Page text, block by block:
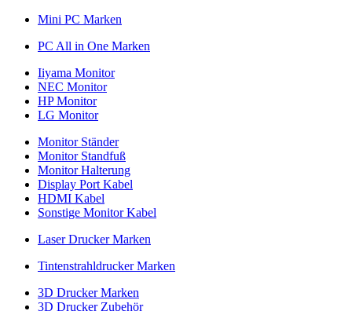
Mini PC Marken
PC All in One Marken
Iiyama Monitor
NEC Monitor
HP Monitor
LG Monitor
Monitor Ständer
Monitor Standfuß
Monitor Halterung
Display Port Kabel
HDMI Kabel
Sonstige Monitor Kabel
Laser Drucker Marken
Tintenstrahldrucker Marken
3D Drucker Marken
3D Drucker Zubehör